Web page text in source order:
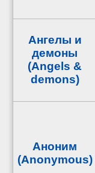
Ангелы и
демоны
(Angels &
demons)
Аноним
(Anonymous)